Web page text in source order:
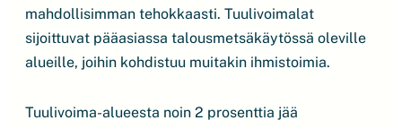
mahdollisimman tehokkaasti. Tuulivoimalat
sijoittuvat pääasiassa talousmetsäkäytössä oleville
alueille, joihin kohdistuu muitakin ihmistoimia.
Tuulivoima-alueesta noin 2 prosenttia jää